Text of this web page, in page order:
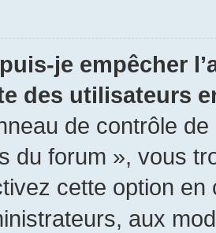
je empêcher
des utilisateurs
de contrôle
du forum », vous
cette option
aux